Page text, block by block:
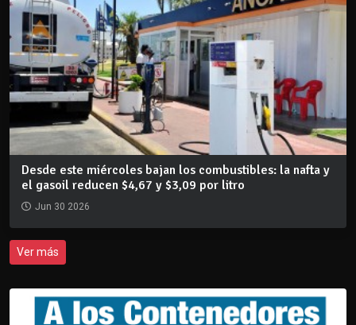
Desde este miércoles bajan los combustibles: la nafta y
el gasoil reducen $4,67 y $3,09 por litro
Jun 30 2026
Ver más